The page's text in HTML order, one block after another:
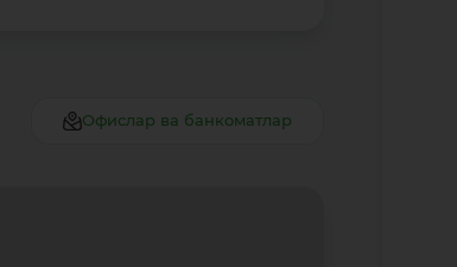
Офислар ва банкоматлар